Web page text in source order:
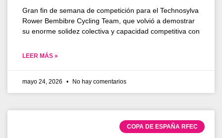
Gran fin de semana de competición para el Technosylva
Rower Bembibre Cycling Team, que volvió a demostrar
su enorme solidez colectiva y capacidad competitiva con
LEER MÁS »
mayo 24, 2026 No hay comentarios
COPA DE ESPAÑA RFEC